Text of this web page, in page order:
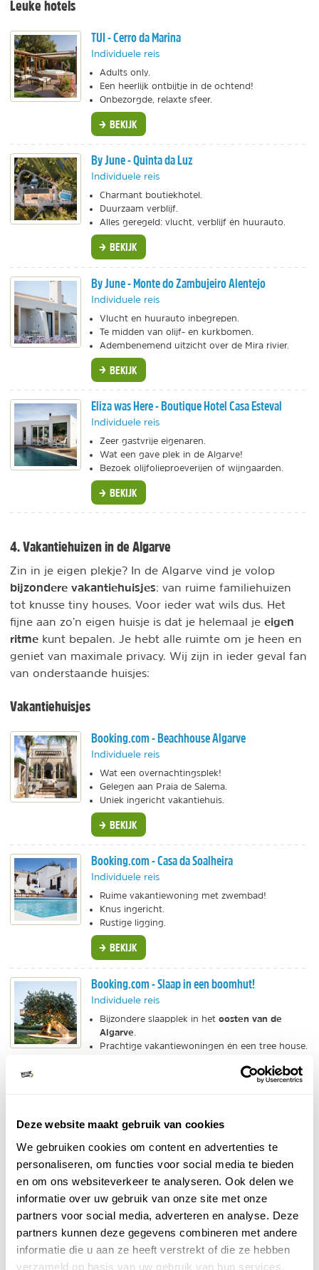
Deze website maakt gebruik van cookies
We gebruiken cookies om content en advertenties te
personaliseren, om functies voor social media te bieden
en om ons websiteverkeer te analyseren. Ook delen we
informatie over uw gebruik van onze site met onze
partners voor social media, adverteren en analyse. Deze
partners kunnen deze gegevens combineren met andere
informatie die u aan ze heeft verstrekt of die ze hebben
verzameld op basis van uw gebruik van hun services.
Leuke hotels
TUI - Cerro da Marina
Individuele reis
Adults only.
Een heerlijk ontbijtje in de ochtend!
Onbezorgde, relaxte sfeer.
BEKIJK
By June - Quinta da Luz
Individuele reis
Charmant boutiekhotel.
Duurzaam verblijf.
Alles geregeld: vlucht, verblijf én huurauto.
BEKIJK
By June - Monte do Zambujeiro Alentejo
Individuele reis
Vlucht en huurauto inbegrepen.
Te midden van olijf- en kurkbomen.
Adembenemend uitzicht over de Mira rivier.
BEKIJK
Eliza was Here - Boutique Hotel Casa Esteval
Individuele reis
Zeer gastvrije eigenaren.
Wat een gave plek in de Algarve!
Bezoek olijfolieproeverijen of wijngaarden.
BEKIJK
4. Vakantiehuizen in de Algarve
Zin in je eigen plekje? In de Algarve vind je volop
bijzondere vakantiehuisjes: van ruime familiehuizen
tot knusse tiny houses. Voor ieder wat wils dus. Het
fijne aan zo’n eigen huisje is dat je helemaal je eigen
ritme kunt bepalen. Je hebt alle ruimte om je heen en
geniet van maximale privacy. Wij zijn in ieder geval fan
van onderstaande huisjes:
Vakantiehuisjes
Booking.com - Beachhouse Algarve
Individuele reis
Wat een overnachtingsplek!
Gelegen aan Praia de Salema.
Uniek ingericht vakantiehuis.
BEKIJK
Booking.com - Casa da Soalheira
Individuele reis
Ruime vakantiewoning met zwembad!
Knus ingericht.
Rustige ligging.
BEKIJK
Booking.com - Slaap in een boomhut!
Individuele reis
Bijzondere slaapplek in het oosten van de
Algarve
Prachtige vakantiewoningen én een tree house.
Voor wie houdt van eenvoud met een warm, lokaal
gevoel zijn er knusse chaletjes in de Algarve. Ze staan
vaak op kleine campings of erfjes van locals en hebben
een houten veranda en uitzicht op de mooie
Portugese natuur. Een goede keuze als je op zoek
bent naar een knus plekje voor jezelf of samen met je
partner.